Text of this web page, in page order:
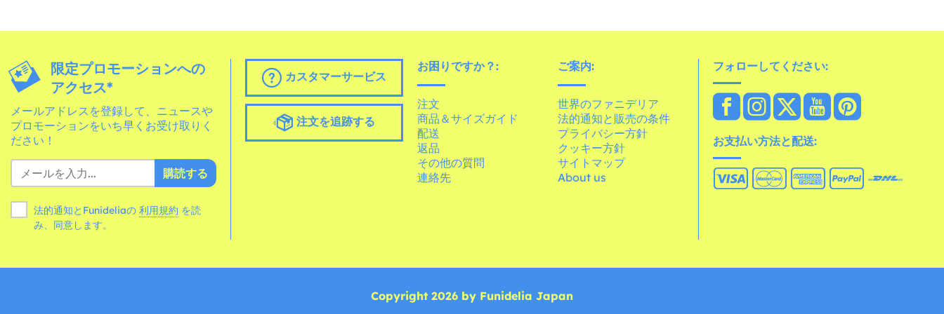
限定プロモーションへの
アクセス*
メールアドレスを登録して、ニュースや
プロモーションをいち早くお受け取りく
ださい！
購読する
法的通知とFunideliaの 利用規約
み、同意します。
カスタマーサービス
注文を追跡する
お困りですか？:
注文
商品＆サイズガイド
配送
返品
その他の質問
連絡先
ご案内:
世界のファニデリア
法的通知と販売の条件
プライバシー方針
クッキー方針
サイトマップ
About us
フォローしてください:
お支払い方法と配送:
Copyright 2026 by Funidelia Japan